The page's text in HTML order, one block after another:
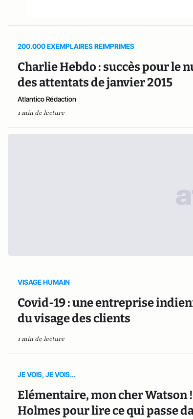
200.000 EXEMPLAIRES REIMPRIMES
Charlie Hebdo : succès pour le
des attentats de janvier 2015
Atlantico Rédaction
1 min de lecture
VISAGE HUMAIN
Covid-19 : une entreprise
du visage des clients
1 min de lecture
JE VOIS, JE VOIS...
Elémentaire, mon cher Watson
Holmes pour lire ce qui passe